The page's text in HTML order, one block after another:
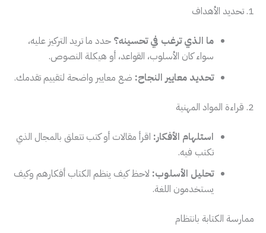
1. تحديد الأهداف
ما الذي ترغب في تحسينه؟ حدد ما تريد التركيز عليه،
سواء كان الأسلوب، القواعد، أو هيكلة النصوص.
تحديد معايير النجاح: ضع معايير واضحة لتقييم تقدمك.
2. قراءة المواد المهنية
استلهام الأفكار: اقرأ مقالات أو كتب تتعلق بالمجال الذي
تكتب فيه.
تحليل الأسلوب: لاحظ كيف ينظم الكتاب أفكارهم وكيف
يستخدمون اللغة.
ممارسة الكتابة بانتظام